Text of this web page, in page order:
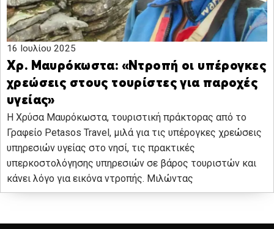
16 Ιουλίου 2025
Χρ. Μαυρόκωστα: «Ντροπή οι υπέρογκες
χρεώσεις στους τουρίστες για παροχές
υγείας»
Η Χρύσα Μαυρόκωστα, τουριστική πράκτορας από το
Γραφείο Petasos Travel, μιλά για τις υπέρογκες χρεώσεις
υπηρεσιών υγείας στο νησί, τις πρακτικές
υπερκοστολόγησης υπηρεσιών σε βάρος τουριστών και
κάνει λόγο για εικόνα ντροπής. Μιλώντας